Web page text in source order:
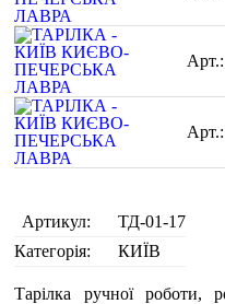
Артикул:
ТД-01-17
Категорія:
КИЇВ
Тарілка ручної роботи,